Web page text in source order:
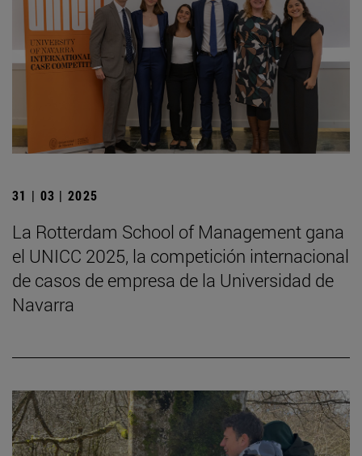
31 | 03 | 2025
La Rotterdam School of Management gana
el UNICC 2025, la competición internacional
de casos de empresa de la Universidad de
Navarra